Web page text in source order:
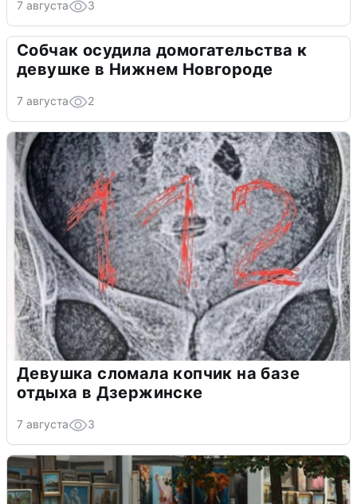
7 августа 3
Собчак осудила домогательства к
девушке в Нижнем Новгороде
7 августа 2
Девушка сломала копчик на базе
отдыха в Дзержинске
7 августа 3